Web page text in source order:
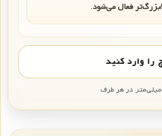
فعال می‌شود.
را وارد کنید